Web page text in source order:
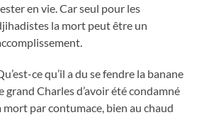
en vie. Car seul pour les
la mort peut être un
ce qu’il a du se fendre la banane
grand Charles d’avoir été condamné
mort par contumace, bien au chaud